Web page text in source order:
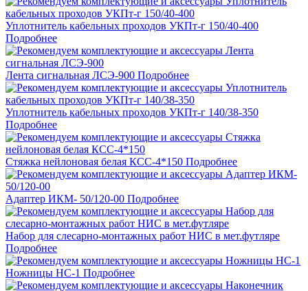
Уплотнитель кабельных проходов УКПт-г 150/40-400
Подробнее
Лента сигнальная ЛСЭ-900 Подробнее
Уплотнитель кабельных проходов УКПт-г 140/38-350
Подробнее
Стяжка нейлоновая белая КСС-4*150 Подробнее
Адаптер ИКМ- 50/120-00 Подробнее
Набор для слесарно-монтажных работ НИС в мет.футляре
Подробнее
Ножницы НС-1 Подробнее